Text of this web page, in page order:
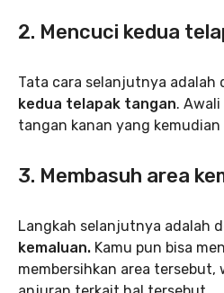
2. Mencuci kedua
Tata cara selanjutnya adalah
kedua telapak tangan.
tangan kanan yang
3. Membasuh area
Langkah selanjutnya adalah
kemaluan. Kamu pun bisa
membersihkan area tersebut,